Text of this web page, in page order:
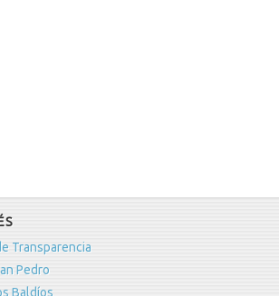
Transparencia
Pedro
Baldíos